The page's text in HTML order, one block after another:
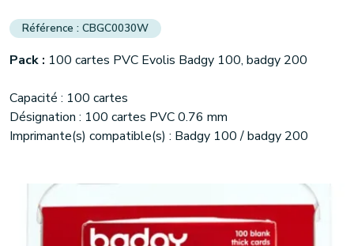
CBGC0030W
Pack : 100 cartes PVC Evolis Badgy 100, badgy 200
Capacité : 100 cartes
Désignation : 100 cartes PVC 0.76 mm
Imprimante(s) compatible(s) : Badgy 100 / badgy 200